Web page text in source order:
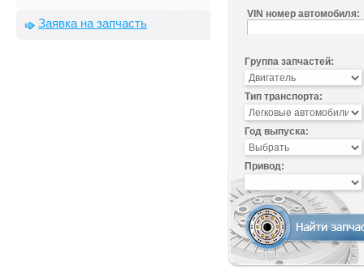
Заявка на запчасть
VIN номер автомобиля:
Группа запчастей:
Тип транспорта:
Год выпуска:
Привод: